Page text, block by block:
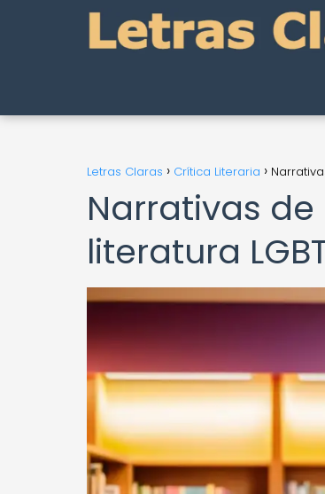
Letras Claras Crítica Literaria
Narrativas
literatura